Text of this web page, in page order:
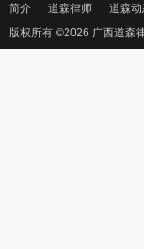
简介 道森律师 道森
版权所有 ©2026 广西道森